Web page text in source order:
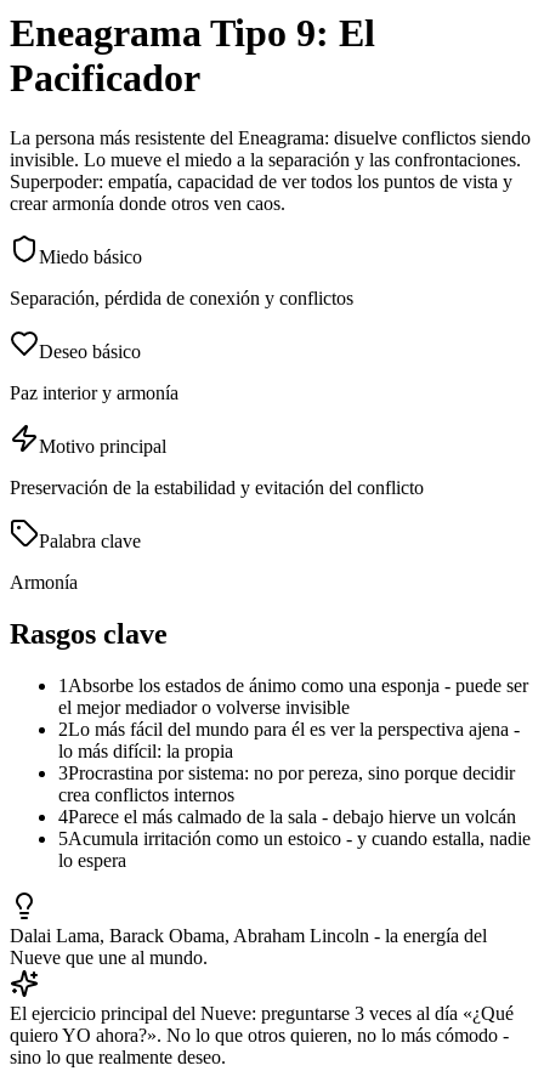
Eneagrama Tipo 9: El
Pacificador
La persona más resistente del Eneagrama: disuelve conflictos siendo
invisible. Lo mueve el miedo a la separación y las confrontaciones.
Superpoder: empatía, capacidad de ver todos los puntos de vista y
crear armonía donde otros ven caos.
Miedo básico
Separación, pérdida de conexión y conflictos
Deseo básico
Paz interior y armonía
Motivo principal
Preservación de la estabilidad y evitación del conflicto
Palabra clave
Armonía
Rasgos clave
1 Absorbe los estados de ánimo como una esponja - puede ser
el mejor mediador o volverse invisible
2Lo más fácil del mundo para él es ver la perspectiva ajena -
lo más difícil: la propia
3Procrastina por sistema: no por pereza, sino porque decidir
crea conflictos internos
4Parece el más calmado de la sala - debajo hierve un volcán
5Acumula irritación como un estoico - y cuando estalla, nadie
lo espera
Dalai Lama, Barack Obama, Abraham Lincoln - la energía del
Nueve que une al mundo.
El ejercicio principal del Nueve: preguntarse 3 veces al día «¿Qué
quiero YO ahora?». No lo que otros quieren, no lo más cómodo -
sino lo que realmente deseo.